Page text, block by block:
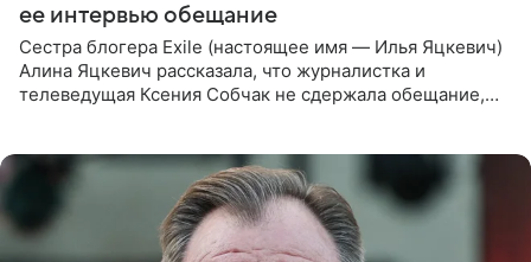
ее интервью обещание
Сестра блогера Exile (настоящее имя — Илья Яцкевич)
Алина Яцкевич рассказала, что журналистка и
телеведущая Ксения Собчак не сдержала обещание,